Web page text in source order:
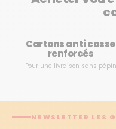
Cartons anti casse
renforcés
Pour une livraison sans pépin
NEWSLETTER LES